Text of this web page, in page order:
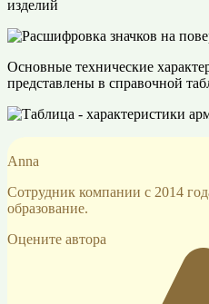
изделий
Основные технические
представлены в справочной
Anna
Сотрудник компании с 2014
образование.
Оцените автора